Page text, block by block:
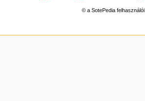
© a SotePedia felhasználói